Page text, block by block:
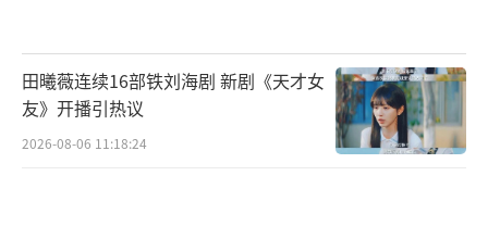
田曦薇连续16部铁刘海剧 新剧《天才女
友》开播引热议
2026-08-06 11:18:24